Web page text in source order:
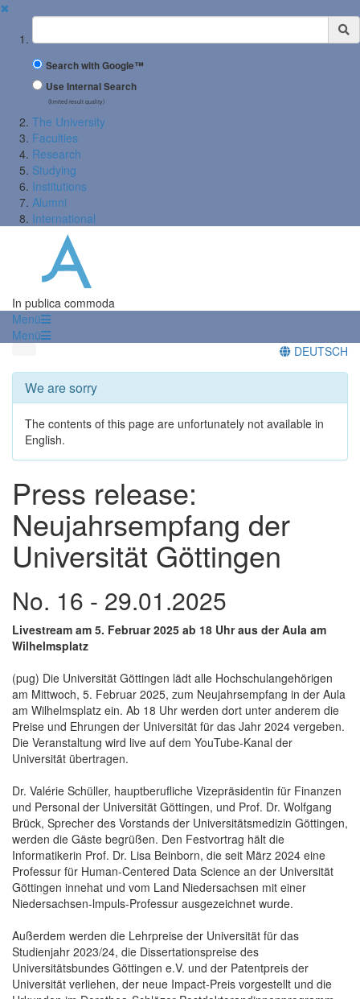
✖
Suchbegriff
Search with Google™
Use Internal Search
(limited result quality)
The University
Faculties
Research
Studying
Institutions
Alumni
International
In publica commoda
Menü
Menü
DEUTSCH
We are sorry
The contents of this page are unfortunately not available in
English.
Press release:
Neujahrsempfang der
Universität Göttingen
No. 16 - 29.01.2025
Livestream am 5. Februar 2025 ab 18 Uhr aus der Aula am
Wilhelmsplatz
(pug) Die Universität Göttingen lädt alle Hochschulangehörigen
am Mittwoch, 5. Februar 2025, zum Neujahrsempfang in der Aula
am Wilhelmsplatz ein. Ab 18 Uhr werden dort unter anderem die
Preise und Ehrungen der Universität für das Jahr 2024 vergeben.
Die Veranstaltung wird live auf dem YouTube-Kanal der
Universität übertragen.
Dr. Valérie Schüller, hauptberufliche Vizepräsidentin für Finanzen
und Personal der Universität Göttingen, und Prof. Dr. Wolfgang
Brück, Sprecher des Vorstands der Universitätsmedizin Göttingen,
werden die Gäste begrüßen. Den Festvortrag hält die
Informatikerin Prof. Dr. Lisa Beinborn, die seit März 2024 eine
Professur für Human-Centered Data Science an der Universität
Göttingen innehat und vom Land Niedersachsen mit einer
Niedersachsen-lmpuls-Professur ausgezeichnet wurde.
Außerdem werden die Lehrpreise der Universität für das
Studienjahr 2023/24, die Dissertationspreise des
Universitätsbundes Göttingen e.V. und der Patentpreis der
Universität verliehen, der neue Impact-Preis vorgestellt und die